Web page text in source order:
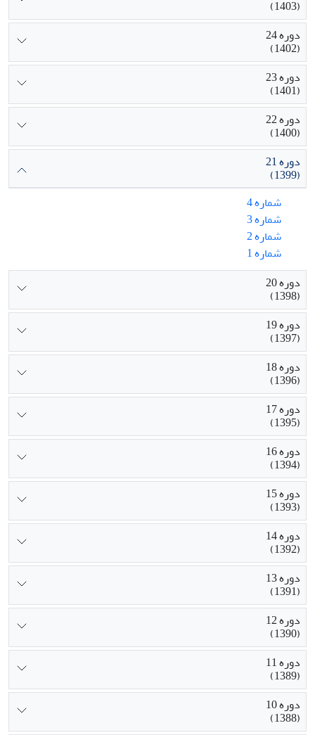
(1403)
دوره 24
(1402)
دوره 23
(1401)
دوره 22
(1400)
دوره 21
(1399)
شماره 4
شماره 3
شماره 2
شماره 1
دوره 20
(1398)
دوره 19
(1397)
دوره 18
(1396)
دوره 17
(1395)
دوره 16
(1394)
دوره 15
(1393)
دوره 14
(1392)
دوره 13
(1391)
دوره 12
(1390)
دوره 11
(1389)
دوره 10
(1388)